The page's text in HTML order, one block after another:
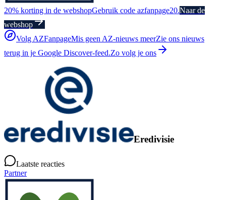
20% korting in de webshopGebruik code azfanpage20.Naar de
webshop
Volg AZFanpageMis geen AZ-nieuws meerZie ons nieuws
terug in je Google Discover-feed.Zo volg je ons
Eredivisie
Laatste reacties
Partner